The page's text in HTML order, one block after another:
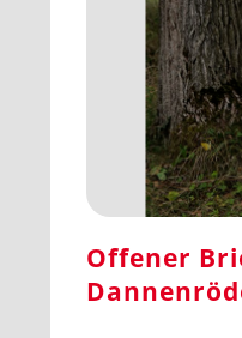
Offener